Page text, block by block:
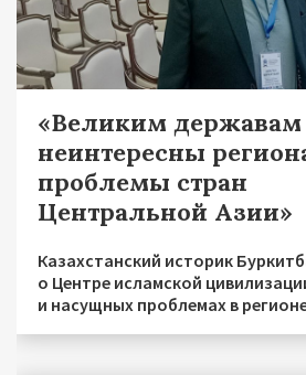
«Великим державам
неинтересны
проблемы стран
Центральной Азии»
Казахстанский историк
о Центре исламской
и насущных проблемах в